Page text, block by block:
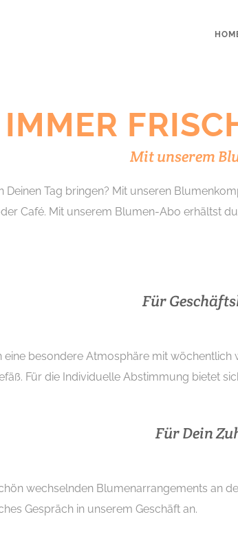
IMMER
Mit unserem
Deinen Tag bringen? Mit unseren
Café. Mit unserem Blumen-Abo erhältst
Für
eine besondere Atmosphäre mit
Für die Individuelle Abstimmung bietet
Für Dein
wechselnden Blumenarrangements an
Gespräch in unserem Geschäft an.